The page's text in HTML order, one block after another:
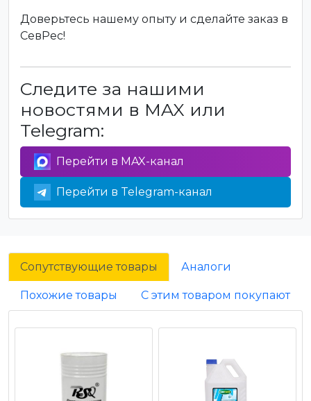
Доверьтесь нашему опыту и сделайте заказ в
СевРес!
Следите за нашими
новостями в MAX или
Telegram:
Перейти в MAX-канал
Перейти в Telegram-канал
Сопутствующие товары Аналоги
Похожие товары С этим товаром покупают